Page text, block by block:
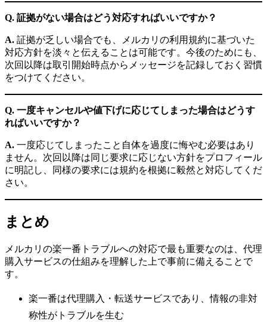
Q. 証拠がない場合はどう対応すればいいですか？
A. 証拠が乏しい場合でも、メルカリの利用規約に基づいた
対応方針を淡々と伝えることは可能です。今後のためにも、
次回以降は取引開始時点からメッセージを記録しておく習慣
をつけてください。
Q. 一度キャンセルや値下げに応じてしまった場合はどうす
ればいいですか？
A. 一度応じてしまったこと自体を過度に悔やむ必要はあり
ません。次回以降は同じ要求に応じない方針をプロフィール
に明記し、同様の要求には規約を根拠に毅然と対応してくだ
さい。
まとめ
メルカリの楽一番トラブルへの対応で最も重要なのは、代理
購入サービスの仕組みを理解した上で事前に備えることで
す。
楽一番は代理購入・転送サービスであり、情報の非対
称性がトラブルを生む